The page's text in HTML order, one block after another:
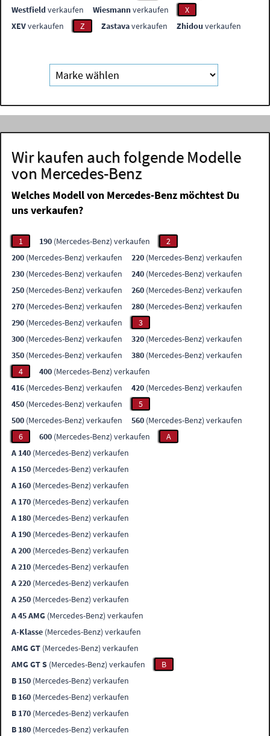
Westfieldverkaufen Wiesmannverkaufen
X
XEVverkaufen Z Zastavaverkaufen Zhidou verkaufen
Wir kaufen auch folgende Modelle
von Mercedes-Benz
Welches Modell von Mercedes-Benz möchtest Du
uns verkaufen?
1 190 (Mercedes-Benz) verkaufen
2
200 (Mercedes-Benz) verkaufen 220 (Mercedes-Benz) verkaufen
230 (Mercedes-Benz) verkaufen 240 (Mercedes-Benz) verkaufen
250 (Mercedes-Benz) verkaufen 260 (Mercedes-Benz) verkaufen
270 (Mercedes-Benz) verkaufen 280 (Mercedes-Benz) verkaufen
290 (Mercedes-Benz) verkaufen
3
300 (Mercedes-Benz) verkaufen 320 (Mercedes-Benz) verkaufen
350 (Mercedes-Benz) verkaufen 380 (Mercedes-Benz) verkaufen
4
400 (Mercedes-Benz) verkaufen
416 (Mercedes-Benz) verkaufen 420 (Mercedes-Benz) verkaufen
450 (Mercedes-Benz) verkaufen
5
500 (Mercedes-Benz) verkaufen 560 (Mercedes-Benz) verkaufen
6
600 (Mercedes-Benz) verkaufen
A
A 140 (Mercedes-Benz) verkaufen
A 150 (Mercedes-Benz) verkaufen
A 160 (Mercedes-Benz) verkaufen
A 170 (Mercedes-Benz) verkaufen
A 180 (Mercedes-Benz) verkaufen
A 190 (Mercedes-Benz) verkaufen
A 200 (Mercedes-Benz) verkaufen
A 210 (Mercedes-Benz) verkaufen
A 220 (Mercedes-Benz) verkaufen
A 250 (Mercedes-Benz) verkaufen
A 45 AMG (Mercedes-Benz) verkaufen
A-Klasse (Mercedes-Benz) verkaufen
AMG GT (Mercedes-Benz) verkaufen
AMG GT S (Mercedes-Benz) verkaufen
B
B 150 (Mercedes-Benz) verkaufen
B 160 (Mercedes-Benz) verkaufen
B 170 (Mercedes-Benz) verkaufen
B 180 (Mercedes-Benz) verkaufen